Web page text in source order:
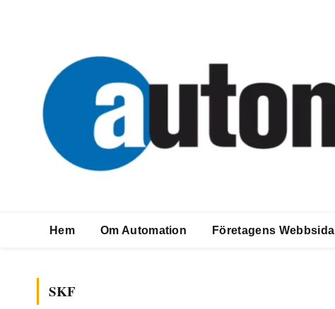
Hem Om Automation Företagens Webbsida
SKF